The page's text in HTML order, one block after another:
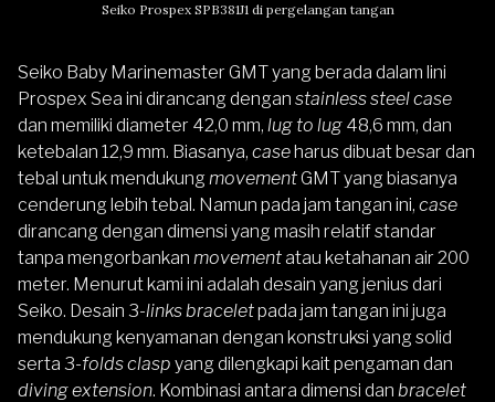
Seiko Prospex SPB381J1 di pergelangan tangan
Seiko Baby Marinemaster GMT yang berada dalam lini
Prospex Sea ini dirancang dengan stainless steel case
dan memiliki diameter 42,0 mm, lug to lug 48,6 mm, dan
ketebalan 12,9 mm. Biasanya, case harus dibuat besar dan
tebal untuk mendukung movementGMT yang biasanya
cenderung lebih tebal. Namun pada jam tangan ini, case
dirancang dengan dimensi yang masih relatif standar
tanpa mengorbankan movementatau ketahanan air 200
meter. Menurut kami ini adalah desain yang jenius dari
Seiko. Desain 3-links braceletpada jam tangan ini juga
mendukung kenyamanan dengan konstruksi yang solid
serta 3-folds clasp yang dilengkapi kait pengaman dan
diving extension. Kombinasi antara dimensi dan bracelet